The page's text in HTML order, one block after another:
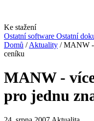
Ke stažení
Ostatní software Ostatní
Domů / Aktuality / MANW -
ceníku
MANW -
pro jednu